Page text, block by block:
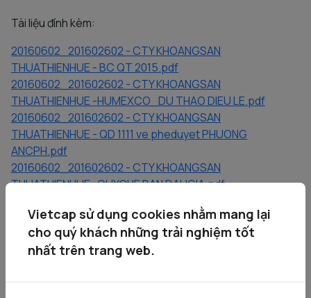
Tài liệu đính kèm:
20160602_201602602 - CTY KHOANGSAN
THUATHIENHUE - BC QT 2015.pdf
20160602_201602602 - CTY KHOANGSAN
THUATHIENHUE -HUMEXCO_DU THAO DIEU LE.pdf
20160602_201602602 - CTY KHOANGSAN
THUATHIENHUE - QD 1111 ve pheduyet PHUONG
ANCPH.pdf
20160602_201602602 - CTY KHOANGSAN
THUATHIENHUE- QUYCHE BAN DAUGIA.pdf
THUATHIENHUE -Humexco_PA CPH.pdf
20160602_201602602 - CTY KHOANGSAN
THUATHIENHUE- THONG BAO BAN DAU GIA.pdf
Vietcap sử dụng cookies nhằm mang lại
cho quý khách những trải nghiệm tốt
nhất trên trang web.